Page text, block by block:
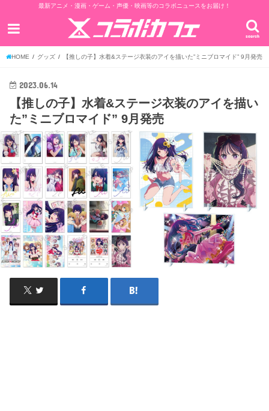
最新アニメ・漫画・ゲーム・声優・映画等のコラボニュースをお届け！
search
HOME グッズ 【推しの子】水着&ステージ衣装のアイを描いた”ミニブロマイド” 9月発売
2023.06.14
【推しの子】水着&ステージ衣装のアイを描い
た”ミニブロマイド” 9月発売